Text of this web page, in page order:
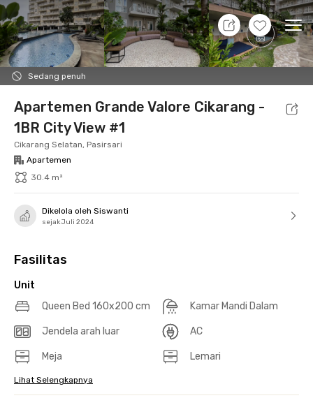
+29
Sedang penuh
7 Agt 26 - Belum tahu
Foto Fasilitas bersama Lokasi Aturan
Apartemen Grande Valore Cikarang -
1BR City View #1
Cikarang Selatan, Pasirsari
Apartemen
30.4 m²
Dikelola oleh Siswanti
sejak Juli 2024
Fasilitas
Unit
Queen Bed 160x200 cm
Kamar Mandi Dalam
Jendela arah luar AC
Meja Lemari
Lihat Selengkapnya